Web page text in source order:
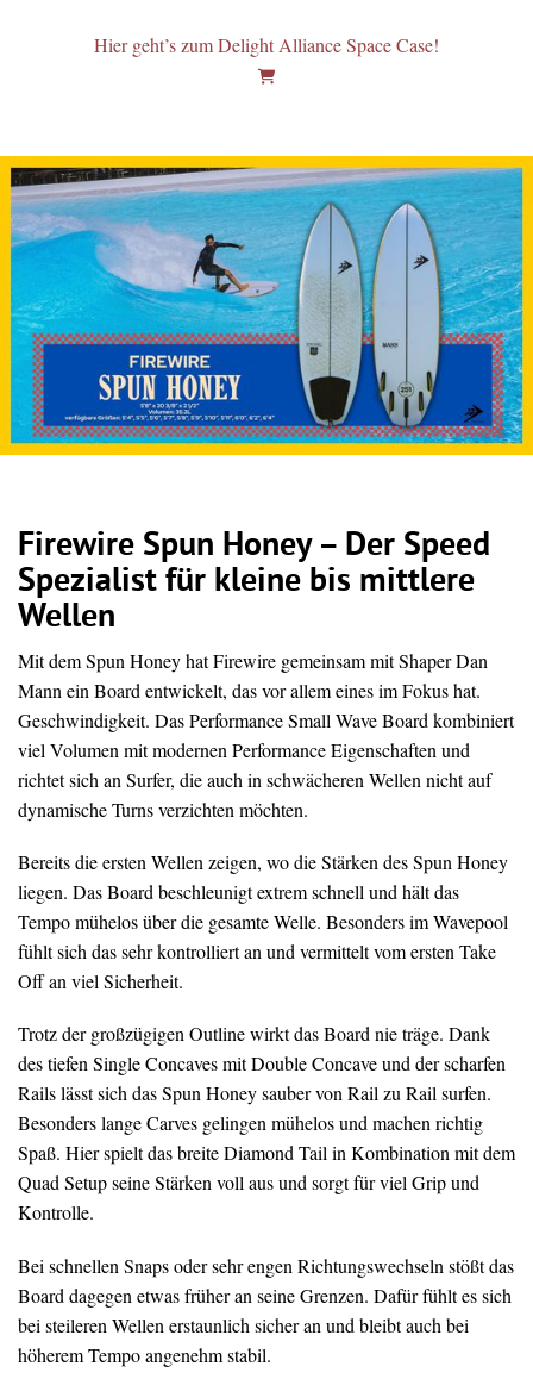
Hier geht’s zum Delight Alliance Space Case!
Firewire Spun Honey – Der Speed
Spezialist für kleine bis mittlere
Wellen
Mit dem Spun Honey hat Firewire gemeinsam mit Shaper Dan
Mann ein Board entwickelt, das vor allem eines im Fokus hat.
Geschwindigkeit. Das Performance Small Wave Board kombiniert
viel Volumen mit modernen Performance Eigenschaften und
richtet sich an Surfer, die auch in schwächeren Wellen nicht auf
dynamische Turns verzichten möchten.
Bereits die ersten Wellen zeigen, wo die Stärken des Spun Honey
liegen. Das Board beschleunigt extrem schnell und hält das
Tempo mühelos über die gesamte Welle. Besonders im Wavepool
fühlt sich das sehr kontrolliert an und vermittelt vom ersten Take
Off an viel Sicherheit.
Trotz der großzügigen Outline wirkt das Board nie träge. Dank
des tiefen Single Concaves mit Double Concave und der scharfen
Rails lässt sich das Spun Honey sauber von Rail zu Rail surfen.
Besonders lange Carves gelingen mühelos und machen richtig
Spaß. Hier spielt das breite Diamond Tail in Kombination mit dem
Quad Setup seine Stärken voll aus und sorgt für viel Grip und
Kontrolle.
Bei schnellen Snaps oder sehr engen Richtungswechseln stößt das
Board dagegen etwas früher an seine Grenzen. Dafür fühlt es sich
bei steileren Wellen erstaunlich sicher an und bleibt auch bei
höherem Tempo angenehm stabil.